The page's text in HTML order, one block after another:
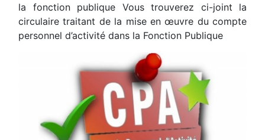
la fonction publique Vous trouverez ci-joint la
circulaire traitant de la mise en œuvre du compte
personnel d’activité dans la Fonction Publique